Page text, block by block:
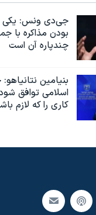
جی‌دی ونس: یکی
بودن مذاکره با
چندپاره آن است
بنیامین
اسلامی توافق
کاری را که لازم